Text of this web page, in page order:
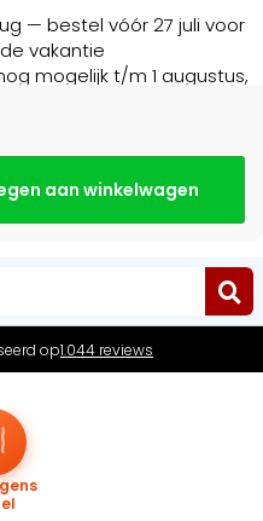
— bestel vóór 27 juli voor
vakantie
mogelijk t/m 1 augustus,
op1.044 reviews
aan winkelwagen